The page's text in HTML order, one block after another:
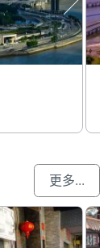
更多...